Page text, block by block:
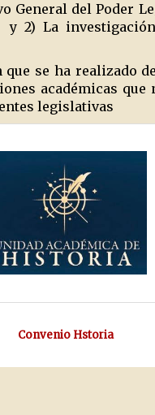
del Poder
y 2) La
se ha realizado
académicas
legislativas
Convenio Hstoria